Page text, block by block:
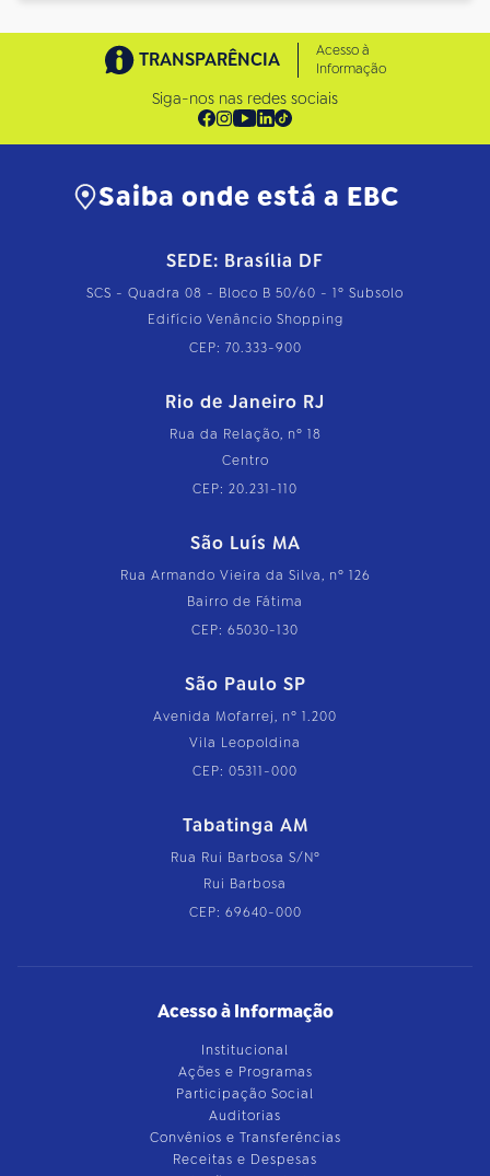
TRANSPARÊNCIA
Acesso à
Informação
Siga-nos nas redes sociais
Saiba onde está a EBC
SEDE: Brasília DF
SCS - Quadra 08 - Bloco B 50/60 - 1º Subsolo
Edifício Venâncio Shopping
CEP: 70.333-900
Rio de Janeiro RJ
Rua da Relação, nº 18
Centro
CEP: 20.231-110
São Luís MA
Rua Armando Vieira da Silva, nº 126
Bairro de Fátima
CEP: 65030-130
São Paulo SP
Avenida Mofarrej, nº 1.200
Vila Leopoldina
CEP: 05311-000
Tabatinga AM
Rua Rui Barbosa S/Nº
Rui Barbosa
CEP: 69640-000
Acesso à Informação
Institucional
Ações e Programas
Participação Social
Auditorias
Convênios e Transferências
Receitas e Despesas